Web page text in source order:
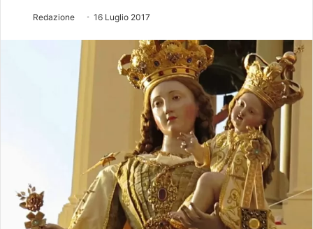
Redazione 16 Luglio 2017